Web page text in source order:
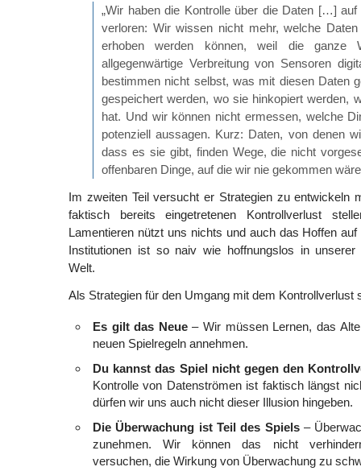
„Wir haben die Kontrolle über die Daten […] auf
verloren: Wir wissen nicht mehr, welche
erhoben werden können, weil die ganze
allgegenwärtige Verbreitung von Sensoren
bestimmen nicht selbst, was mit diesen Daten
gespeichert werden, wo sie hinkopiert werden,
hat. Und wir können nicht ermessen, welche
potenziell aussagen. Kurz: Daten, von denen
dass es sie gibt, finden Wege, die nicht
offenbaren Dinge, auf die wir nie gekommen
Im zweiten Teil versucht er Strategien zu entwickeln
faktisch bereits eingetretenen Kontrollverlust
Lamentieren nützt uns nichts und auch das Hoffen
Institutionen ist so naiv wie hoffnungslos in unserer
Welt.
Als Strategien für den Umgang mit dem Kontrollverlust
Es gilt das Neue– Wir müssen Lernen, das
neuen Spielregeln annehmen.
Du kannst das Spiel nicht gegen den
Kontrolle von Datenströmen ist faktisch längst
dürfen wir uns auch nicht dieser Illusion hingeben.
Die Überwachung ist Teil des Spiels–
zunehmen. Wir können das nicht
versuchen, die Wirkung von Überwachung zu